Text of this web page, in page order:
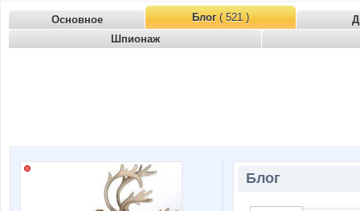
Основное Блог( 521 )
Шпионаж
Блог